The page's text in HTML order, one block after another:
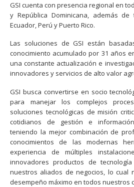
GSI cuenta con presencia regional en
y República Dominicana, además
Ecuador, Perú y Puerto Rico.
Las soluciones de GSI están
conocimiento acumulado por 31 años
una constante actualización e
innovadores y servicios de alto valor
GSI busca convertirse en socio
para manejar los complejos
soluciones tecnológicas de misión
cotidianos de gestión e
teniendo la mejor combinación de
conocimientos de las modernas
experiencia de múltiples
innovadores productos de
nuestros aliados de negocios, lo cual
desempeño máximo en todos nuestros